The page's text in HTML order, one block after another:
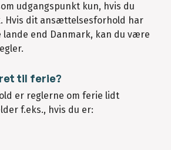
udgangspunkt kun, hvis du
Hvis dit ansættelsesforhold har
end Danmark, kan du være
til ferie?
er reglerne om ferie lidt
f.eks., hvis du er: